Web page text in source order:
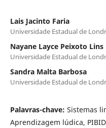
Lais Jacinto Faria
Universidade Estadual de
Nayane Layce Peixoto Lins
Universidade Estadual de
Sandra Malta Barbosa
Universidade Estadual de
Palavras-chave: Sistemas
Aprendizagem lúdica, PIBID